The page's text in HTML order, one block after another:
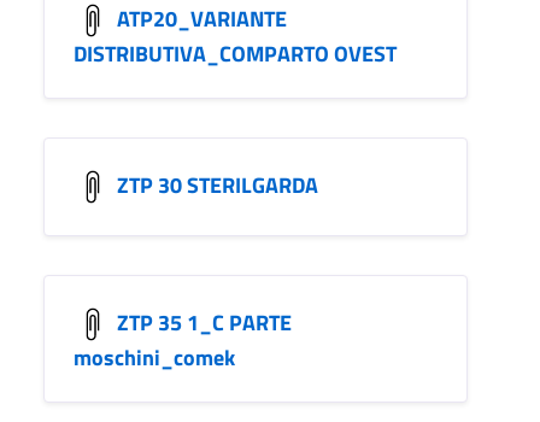
ATP20_VARIANTE
DISTRIBUTIVA_COMPARTO OVEST
ZTP 30 STERILGARDA
ZTP 35 1_C PARTE
moschini_comek